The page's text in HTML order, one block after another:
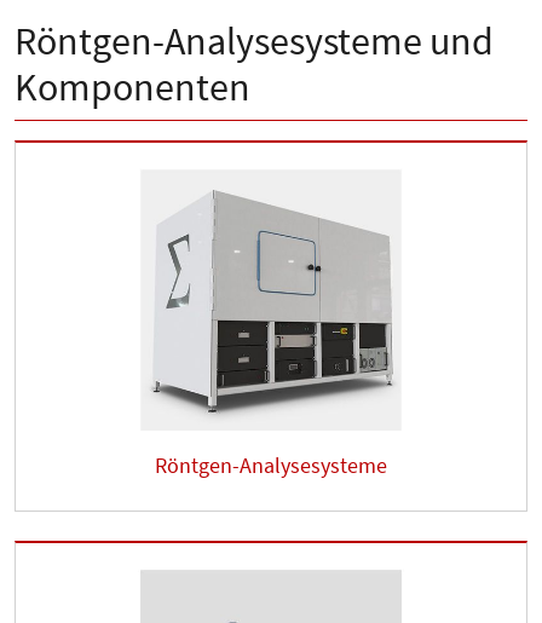
Röntgen-Analysesysteme und
Komponenten
Röntgen-Analysesysteme